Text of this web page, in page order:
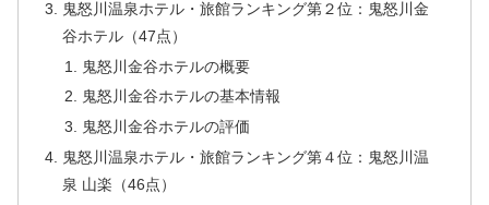
鬼怒川温泉ホテル・旅館ランキング第２位：鬼怒川金
谷ホテル（47点）
鬼怒川金谷ホテルの概要
鬼怒川金谷ホテルの基本情報
鬼怒川金谷ホテルの評価
鬼怒川温泉ホテル・旅館ランキング第４位：鬼怒川温
泉 山楽（46点）